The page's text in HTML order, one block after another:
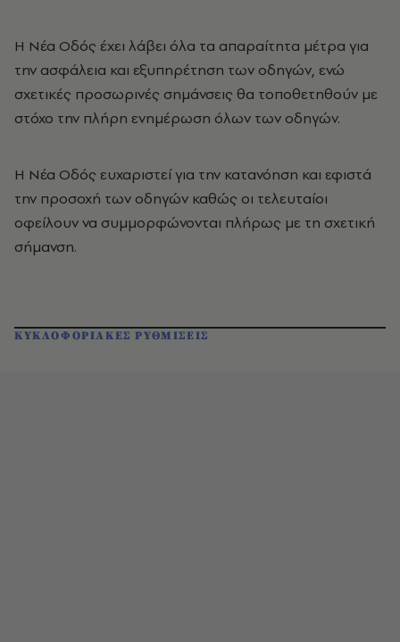
Η Νέα Οδός έχει λάβει όλα τα απαραίτητα μέτρα για
την ασφάλεια και εξυπηρέτηση των οδηγών, ενώ
σχετικές προσωρινές σημάνσεις θα τοποθετηθούν με
στόχο την πλήρη ενημέρωση όλων των οδηγών.
Η Νέα Οδός ευχαριστεί για την κατανόηση και εφιστά
την προσοχή των οδηγών καθώς οι τελευταίοι
οφείλουν να συμμορφώνονται πλήρως με τη σχετική
σήμανση.
ΚΥΚΛΟΦΟΡΙΑΚΕΣ ΡΥΘΜΙΣΕΙΣ